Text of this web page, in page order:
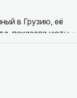
в Грузию, её
показала уютные
фактов.
и с удовольствием
где
самого доброго,